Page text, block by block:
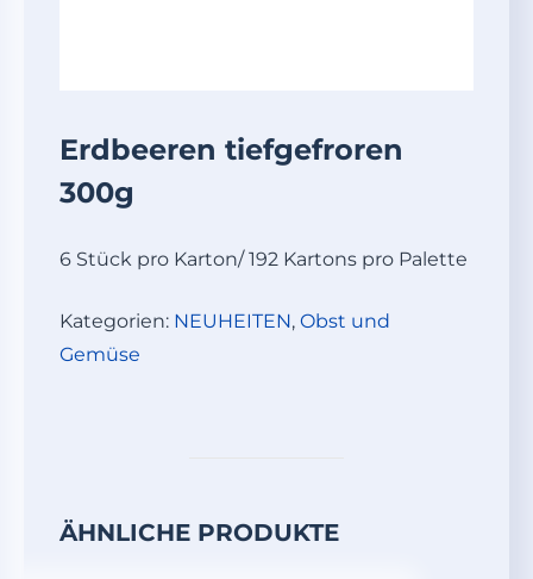
Erdbeeren tiefgefroren
300g
6 Stück pro Karton/ 192 Kartons pro Palette
Kategorien: NEUHEITEN, Obst und
Gemüse
ÄHNLICHE PRODUKTE